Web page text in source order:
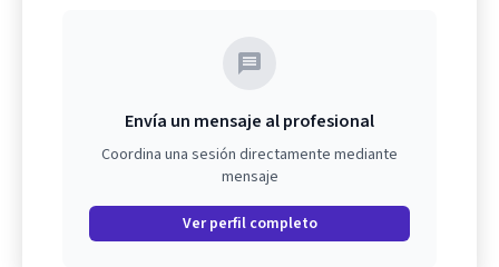
Envía un mensaje al profesional
Coordina una sesión directamente mediante
mensaje
Ver perfil completo